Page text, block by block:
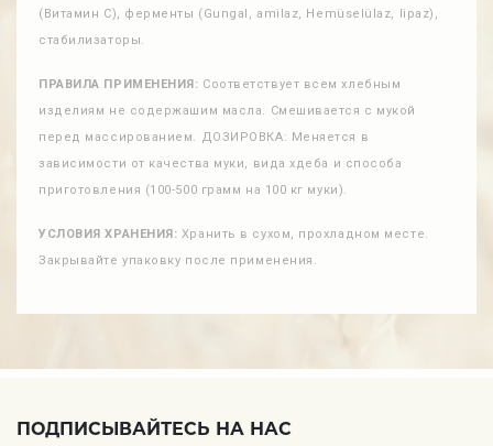
(Витамин C), ферменты (Gungal, amilaz, Hemüselülaz, lipaz),
стабилизаторы.
ПРАВИЛА ПРИМЕНЕНИЯ: Соответствует всем хлебным
изделиям не содержашим масла. Смешивается с мукой
перед массированием. ДОЗИРОВКА: Меняется в
зависимости от качества муки, вида хдеба и способа
приготовления (100-500 грамм на 100 кг муки).
УСЛОВИЯ ХРАНЕНИЯ: Хранить в сухом, прохладном месте.
Закрывайте упаковку после применения.
ПОДПИСЫВАЙТЕСЬ НА НАС